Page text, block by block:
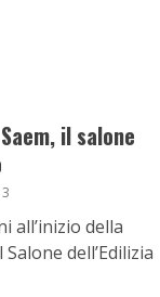
il salone
all’inizio della
dell’Edilizia